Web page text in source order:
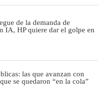
de la demanda de
IA, HP quiere dar el golpe en
las que avanzan con
se quedaron “en la cola”